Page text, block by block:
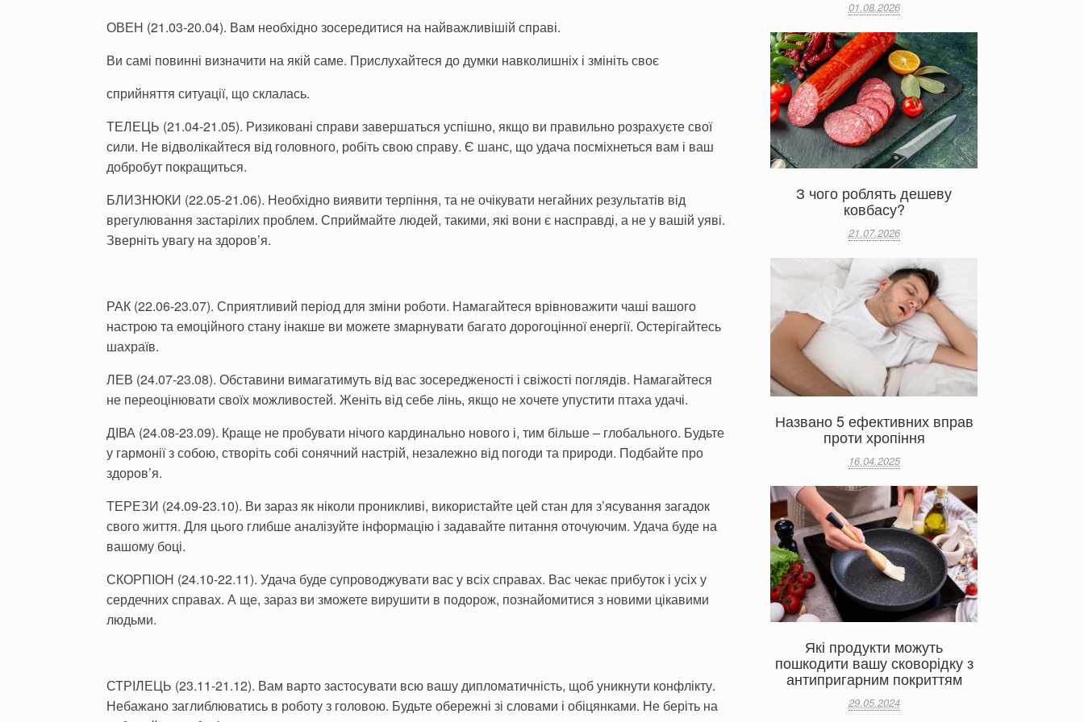
ОВЕН (21.03-20.04). Вам необхідно зосередитися на найважливішій справі.
Ви самі повинні визначити на якій саме. Прислухайтеся до думки навколишніх і змініть своє
сприйняття ситуації, що склалась.
ТЕЛЕЦЬ (21.04-21.05). Ризиковані справи завершаться успішно, якщо ви правильно розрахуєте свої
сили. Не відволікайтеся від головного, робіть свою справу. Є шанс, що удача посміхнеться вам і ваш
добробут покращиться.
БЛИЗНЮКИ (22.05-21.06). Необхідно виявити терпіння, та не очікувати негайних результатів від
врегулювання застарілих проблем. Сприймайте людей, такими, які вони є насправді, а не у вашій уяві.
Зверніть увагу на здоров’я.
РАК (22.06-23.07). Сприятливий період для зміни роботи. Намагайтеся врівноважити чаші вашого
настрою та емоційного стану інакше ви можете змарнувати багато дорогоцінної енергії. Остерігайтесь
шахраїв.
ЛЕВ (24.07-23.08). Обставини вимагатимуть від вас зосередженості і свіжості поглядів. Намагайтеся
не переоцінювати своїх можливостей. Женіть від себе лінь, якщо не хочете упустити птаха удачі.
ДІВА (24.08-23.09). Краще не пробувати нічого кардинально нового і, тим більше – глобального. Будьте
у гармонії з собою, створіть собі сонячний настрій, незалежно від погоди та природи. Подбайте про
здоров’я.
ТЕРЕЗИ (24.09-23.10). Ви зараз як ніколи проникливі, використайте цей стан для з’ясування загадок
свого життя. Для цього глибше аналізуйте інформацію і задавайте питання оточуючим. Удача буде на
вашому боці.
СКОРПІОН (24.10-22.11). Удача буде супроводжувати вас у всіх справах. Вас чекає прибуток і усіх у
сердечних справах. А ще, зараз ви зможете вирушити в подорож, познайомитися з новими цікавими
людьми.
СТРІЛЕЦЬ (23.11-21.12). Вам варто застосувати всю вашу дипломатичність, щоб уникнути конфлікту.
Небажано заглиблюватись в роботу з головою. Будьте обережні зі словами і обіцянками. Не беріть на
01.08.2026
З чого роблять дешеву
ковбасу?
21.07.2026
Названо 5 ефективних вправ
проти хропіння
16.04.2025
Які продукти можуть
пошкодити вашу сковорідку з
антипригарним покриттям
29.05.2024